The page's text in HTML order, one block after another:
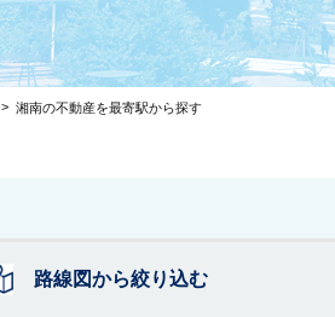
> 湘南の不動産を最寄駅から探す
路線図から絞り込む